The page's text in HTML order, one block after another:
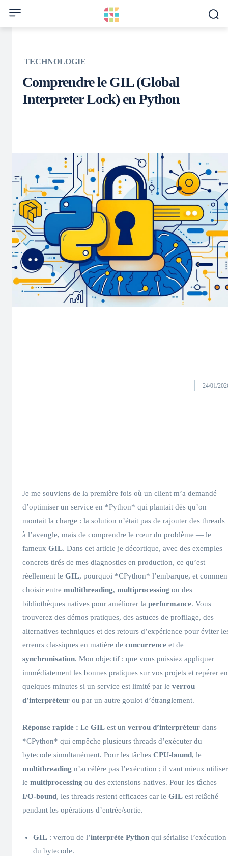
TECHNOLOGIE
Comprendre le GIL (Global
Interpreter Lock) en Python
24/01/
Je me souviens de la première fois où un client m’a demandé
d’optimiser un service en *Python* qui plantait dès qu’on
montait la charge : la solution n’était pas de rajouter des threads
à l’aveugle, mais de comprendre le cœur du problème — le
fameux GIL. Dans cet article je décortique, avec des exemples
concrets tirés de mes diagnostics en production, ce qu’est
réellement le GIL, pourquoi *CPython* l’embarque, et
choisir entre multithreading, multiprocessing ou des
bibliothèques natives pour améliorer la performance. Vous
trouverez des démos pratiques, des astuces de profilage, des
alternatives techniques et des retours d’expérience pour éviter
erreurs classiques en matière de concurrence et de
synchronisation. Mon objectif : que vous puissiez appliquer
immédiatement les bonnes pratiques sur vos projets et repérer en
quelques minutes si un service est limité par le verrou
d’interpréteur ou par un autre goulot d’étranglement.
Réponse rapide : Le GIL est un verrou d’interpréteur dans
*CPython* qui empêche plusieurs threads d’exécuter du
bytecode simultanément. Pour les tâches CPU-bound, le
multithreading n’accélère pas l’exécution ; il vaut mieux utiliser
le multiprocessing ou des extensions natives. Pour les tâches
I/O-bound, les threads restent efficaces car le GIL est relâché
pendant les opérations d’entrée/sortie.
GIL : verrou de l’interprète Python qui sérialise l’exécution
du bytecode.